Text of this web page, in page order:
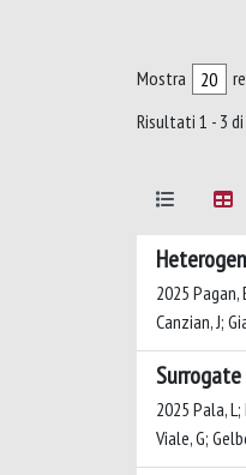
Mostra
Risultati 1 - 3
2025 Pagan,
Canzian, J;
2025 Pala,
Viale, G;